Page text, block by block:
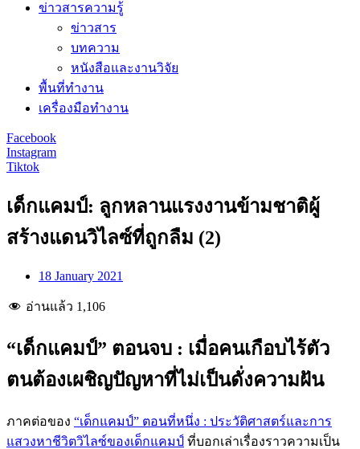
ข่าวสารความรู้
ข่าวสาร
บทความ
หนังสือและงานวิจัย
พื้นที่ทำงาน
เครื่องมือทำงาน
Facebook
Instagram
Tiktok
เด็กแคมป์: ลูกหลานแรงงานข้ามชาติผู้
สร้างแดนวิไลซ์ที่ถูกลืม (2)
18 January 2021
อ่านแล้ว 1,106
“เด็กแคมป์” ตอนจบ : เมื่อคนเกือบไร้ตัว
ตนต้องเผชิญปัญหาที่ไม่เป็นดั่งความฝัน
ภาคต่อของ “เด็กแคมป์” ตอนที่หนึ่ง : ประวัติศาสตร์และการ
แสวงหาชีวิตวิไลซ์ของเด็กแคมป์ ที่บอกเล่าเรื่องราวความเป็น